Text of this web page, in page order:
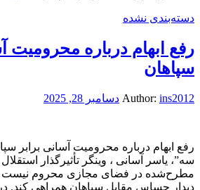
دسته‌بندی نشده
رفع ابهام درباره محرومیت
سپاهان
Author: ins2012 دسامبر 28, 2025
رفع ابهام درباره محرومیت آسانی برابر
سه”، یاسر آسانی ، وینگر تأثیرگذار
مطرح‌شده در فضای مجازی محروم نیست و
دیدار حساس مقابل سپاهان همراهی کند.